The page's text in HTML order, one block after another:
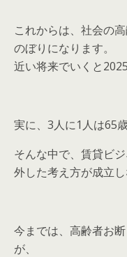
これからは、社会の
のぼりになります。
近い将来でいくと
実に、3人に1人は65歳
そんな中で、賃貸ビ
外した考え方が成立し
今までは、高齢者お
が、